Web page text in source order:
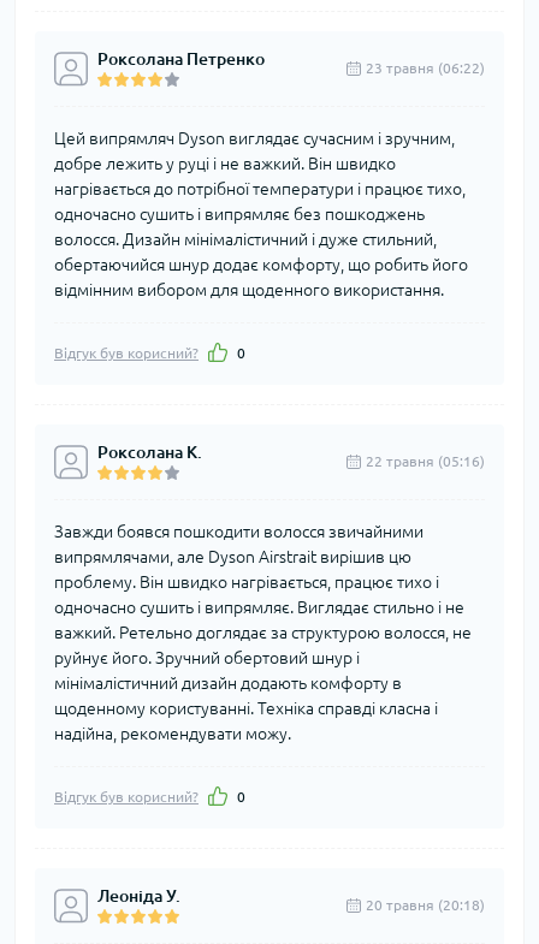
Роксолана Петренко 23 травня (06:22)
Цей випрямляч Dyson виглядає сучасним і зручним,
добре лежить у руці і не важкий. Він швидко
нагрівається до потрібної температури і працює тихо,
одночасно сушить і випрямляє без пошкоджень
волосся. Дизайн мінімалістичний і дуже стильний,
обертаючийся шнур додає комфорту, що робить його
відмінним вибором для щоденного використання.
Відгук був корисний? 0
Роксолана К. 22 травня (05:16)
Завжди боявся пошкодити волосся звичайними
випрямлячами, але Dyson Airstrait вирішив цю
проблему. Він швидко нагрівається, працює тихо і
одночасно сушить і випрямляє. Виглядає стильно і не
важкий. Ретельно доглядає за структурою волосся, не
руйнує його. Зручний обертовий шнур і
мінімалістичний дизайн додають комфорту в
щоденному користуванні. Техніка справді класна і
надійна, рекомендувати можу.
Відгук був корисний? 0
Леоніда У. 20 травня (20:18)